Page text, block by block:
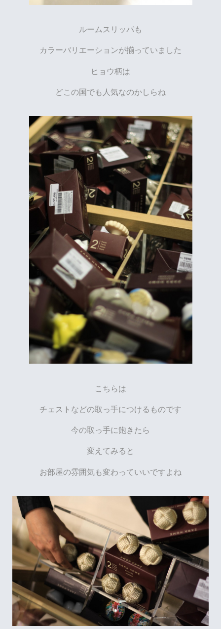
ルームスリッパも
カラーバリエーションが揃っていました
ヒョウ柄は
どこの国でも人気なのかしらね
こちらは
チェストなどの取っ手につけるものです
今の取っ手に飽きたら
変えてみると
お部屋の雰囲気も変わっていいですよね